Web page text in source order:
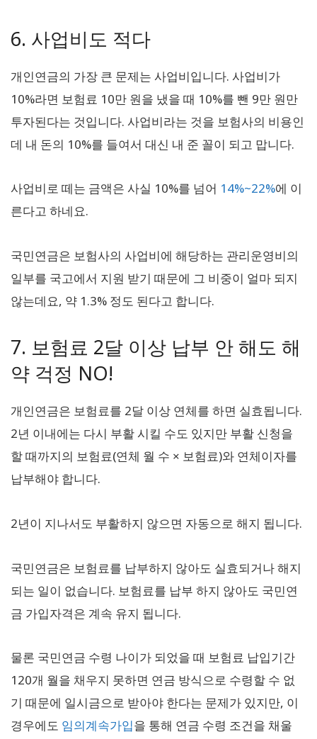
6. 사업비도 적다
개인연금의 가장 큰 문제는 사업비입니다. 사업비가
10%라면 보험료 10만 원을 냈을 때 10%를 뺀 9만 원만
투자된다는 것입니다. 사업비라는 것을 보험사의 비용인
데 내 돈의 10%를 들여서 대신 내 준 꼴이 되고 맙니다.
사업비로 떼는 금액은 사실 10%를 넘어 14%~22%에 이
른다고 하네요.
국민연금은 보험사의 사업비에 해당하는 관리운영비의
일부를 국고에서 지원 받기 때문에 그 비중이 얼마 되지
않는데요, 약 1.3% 정도 된다고 합니다.
7. 보험료 2달 이상 납부 안 해도 해
약 걱정 NO!
개인연금은 보험료를 2달 이상 연체를 하면 실효됩니다.
2년 이내에는 다시 부활 시킬 수도 있지만 부활 신청을
할 때까지의 보험료(연체 월 수 × 보험료)와 연체이자를
납부해야 합니다.
2년이 지나서도 부활하지 않으면 자동으로 해지 됩니다.
국민연금은 보험료를 납부하지 않아도 실효되거나 해지
되는 일이 없습니다. 보험료를 납부 하지 않아도 국민연
금 가입자격은 계속 유지 됩니다.
물론 국민연금 수령 나이가 되었을 때 보험료 납입기간
120개 월을 채우지 못하면 연금 방식으로 수령할 수 없
기 때문에 일시금으로 받아야 한다는 문제가 있지만, 이
경우에도 임의계속가입을 통해 연금 수령 조건을 채울